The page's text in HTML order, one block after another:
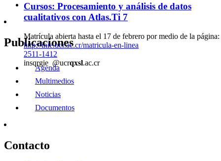
Cursos: Procesamiento y análisis de datos
cualitativos con Atlas.Ti 7
Matrícula abierta hasta el 17 de febrero por medio de la página:
http://inie.ucr.ac.cr/matricula-en-linea
2511-1412
insqrgie @ucrqxsl.ac.cr
Publicaciones
Agenda
Multimedios
Noticias
Documentos
Contacto